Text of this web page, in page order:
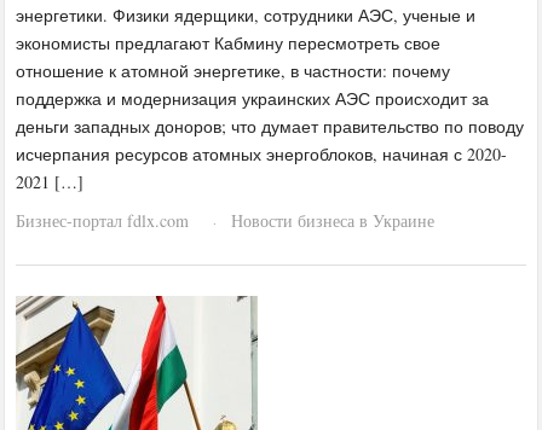
энергетики. Физики ядерщики, сотрудники АЭС, ученые и
экономисты предлагают Кабмину пересмотреть свое
отношение к атомной энергетике, в частности: почему
поддержка и модернизация украинских АЭС происходит за
деньги западных доноров; что думает правительство по поводу
исчерпания ресурсов атомных энергоблоков, начиная с 2020-
2021 […]
Бизнес-портал fdlx.com
· Новости бизнеса в Украине